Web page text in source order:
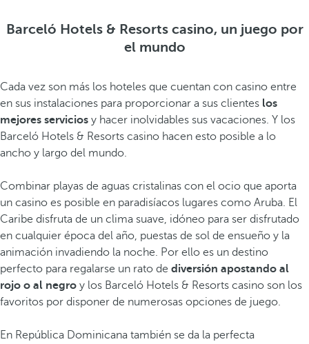
Barceló Hotels & Resorts casino, un juego por
el mundo
Cada vez son más los hoteles que cuentan con casino entre
en sus instalaciones para proporcionar a sus clientes los
mejores servicios y hacer inolvidables sus vacaciones. Y los
Barceló Hotels & Resorts casino hacen esto posible a lo
ancho y largo del mundo.
Combinar playas de aguas cristalinas con el ocio que aporta
un casino es posible en paradisíacos lugares como Aruba. El
Caribe disfruta de un clima suave, idóneo para ser disfrutado
en cualquier época del año, puestas de sol de ensueño y la
animación invadiendo la noche. Por ello es un destino
perfecto para regalarse un rato de diversión apostando al
rojo o al negro y los Barceló Hotels & Resorts casino son los
favoritos por disponer de numerosas opciones de juego.
En República Dominicana también se da la perfecta